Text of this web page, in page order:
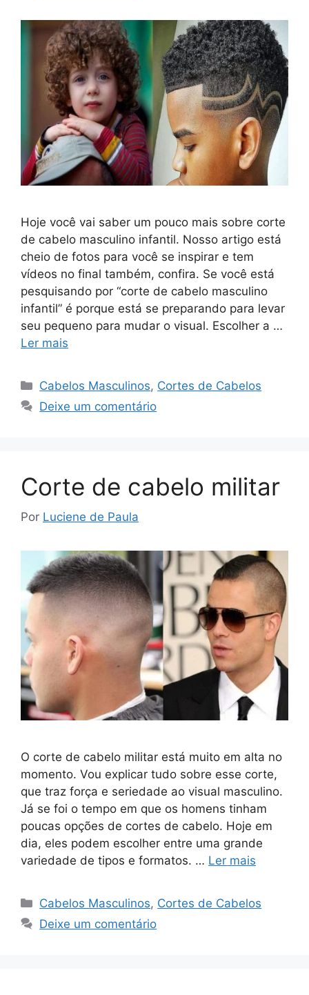
Hoje você vai saber um pouco mais sobre corte
de cabelo masculino infantil. Nosso artigo está
cheio de fotos para você se inspirar e tem
vídeos no final também, confira. Se você está
pesquisando por “corte de cabelo masculino
infantil” é porque está se preparando para levar
seu pequeno para mudar o visual. Escolher a …
Ler mais
Categorias
Cabelos Masculinos, Cortes de Cabelos
Deixe um comentário
Corte de cabelo militar
Por Luciene de Paula
O corte de cabelo militar está muito em alta no
momento. Vou explicar tudo sobre esse corte,
que traz força e seriedade ao visual masculino.
Já se foi o tempo em que os homens tinham
poucas opções de cortes de cabelo. Hoje em
dia, eles podem escolher entre uma grande
variedade de tipos e formatos. … Ler mais
Categorias
Cabelos Masculinos, Cortes de Cabelos
Deixe um comentário